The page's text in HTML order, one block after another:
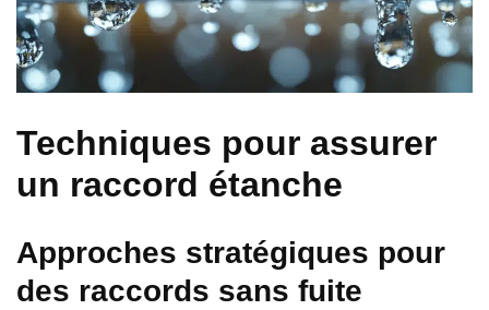
Techniques pour assurer
un raccord étanche
Approches stratégiques pour
des raccords sans fuite